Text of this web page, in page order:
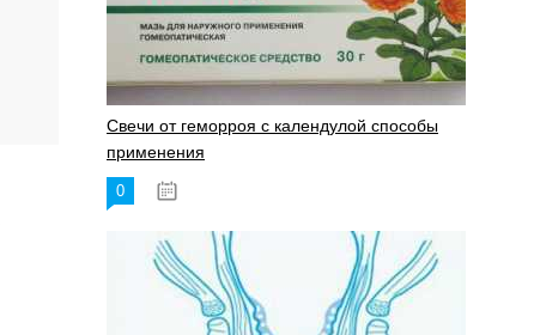
Свечи от геморроя с календулой способы
применения
0